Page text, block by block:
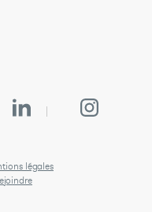
légales